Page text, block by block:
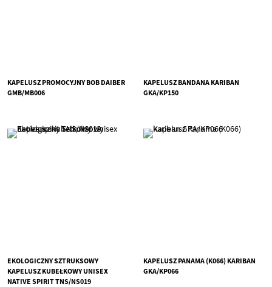
KAPELUSZ PROMOCYJNY BOB DAIBER
GMB/MB006
KAPELUSZ BANDANA KARIBAN
GKA/KP150
EKOLOGICZNY SZTRUKSOWY
KAPELUSZ KUBEŁKOWY UNISEX
NATIVE SPIRIT TNS/NS019
KAPELUSZ PANAMA (K066) KARIBAN
GKA/KP066